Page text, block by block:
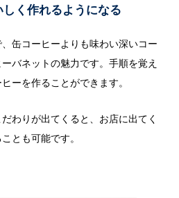
く作れるようになる
缶コーヒーよりも味わい深いコー
バネットの魅力です。手順を覚え
ーを作ることができます。
わりが出てくると、お店に出てく
とも可能です。